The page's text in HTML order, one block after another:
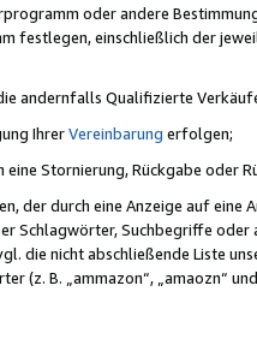
oder andere
festlegen, einschließlich der
andernfalls Qualifizierte
IhrerVereinbarung erfolgen;
eine Stornierung, Rückgabe oder
der durch eine Anzeige auf
Schlagwörter, Suchbegriffe
die nicht abschließende Liste
(z. B. „ammazon“, „amaozn“